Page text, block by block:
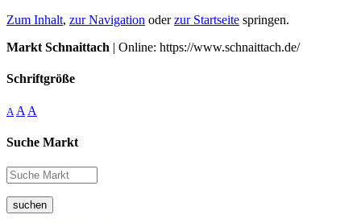
Zum Inhalt, zur Navigation oderzur Startseite springen.
Markt Schnaittach | Online: https://www.schnaittach.de/
Schriftgröße
A A A
Suche Markt
suchen